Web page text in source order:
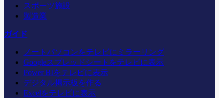
スポーツ施設
製造業
ガイド
ノートパソコンをテレビにミラーリング
Googleスプレッドシートをテレビに表示
Power BIをテレビに表示
デジタル掲示板を作る
Excelをテレビに表示